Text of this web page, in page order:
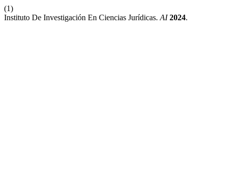
(1)
Instituto De Investigación En Ciencias Jurídicas. AI 2024.